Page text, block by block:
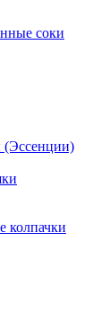
соки
(Эссенции)
колпачки